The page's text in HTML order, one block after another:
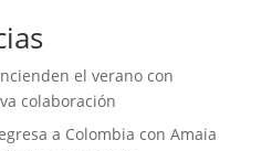
el verano con
colaboración
a Colombia con Amaia